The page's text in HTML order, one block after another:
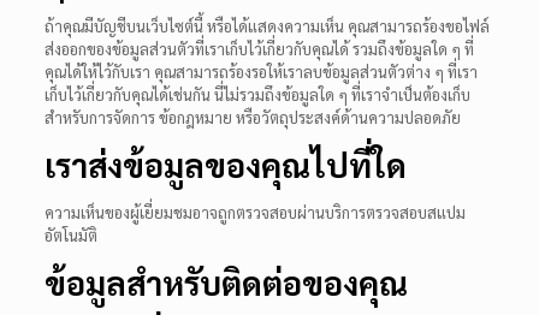
ถ้าคุณมีบัญชีบนเว็บไซต์นี้ หรือได้แสดงความเห็น คุณสามารถร้องขอไฟล์
ส่งออกของข้อมูลส่วนตัวที่เราเก็บไว้เกี่ยวกับคุณได้ รวมถึงข้อมูลใด ๆ ที่
คุณได้ให้ไว้กับเรา คุณสามารถร้องรอให้เราลบข้อมูลส่วนตัวต่าง ๆ ที่เรา
เก็บไว้เกี่ยวกับคุณได้เช่นกัน นี่ไม่รวมถึงข้อมูลใด ๆ ที่เราจำเป็นต้องเก็บ
สำหรับการจัดการ ข้อกฎหมาย หรือวัตถุประสงค์ด้านความปลอดภัย
เราส่งข้อมูลของคุณไปที่ใด
ความเห็นของผู้เยี่ยมชมอาจถูกตรวจสอบผ่านบริการตรวจสอบสแปม
อัตโนมัติ
ข้อมูลสำหรับติดต่อของคุณ